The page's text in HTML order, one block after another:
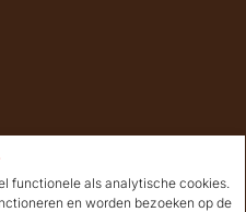
functionele als analytische cookies.
en worden bezoeken op de